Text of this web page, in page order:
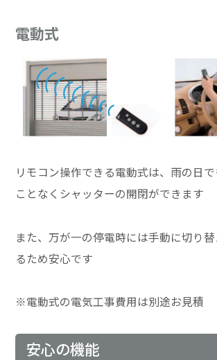
電動式
リモコン操作できる電動式は、雨の日
ことなくシャッターの開閉ができます
また、万が一の停電時には手動に切り
るため安心です
※電動式の電気工事費用は別途お見積
安心の機能